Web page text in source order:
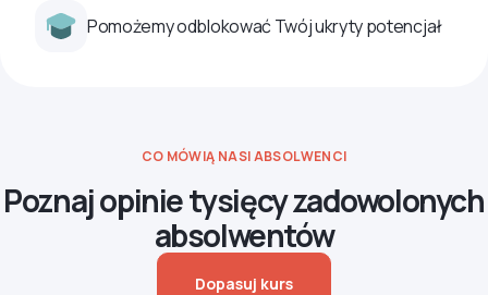
Pomożemy odblokować Twój ukryty potencjał
CO MÓWIĄ NASI ABSOLWENCI
Poznaj opinie tysięcy zadowolonych
absolwentów
Dopasuj kurs